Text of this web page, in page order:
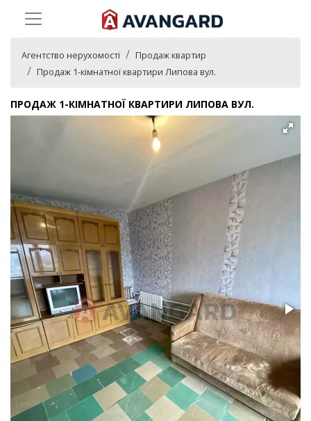
Агентство нерухомості
Продаж квартир
Продаж 1-кімнатної квартири Липова вул.
ПРОДАЖ 1-КІМНАТНОЇ КВАРТИРИ ЛИПОВА ВУЛ.